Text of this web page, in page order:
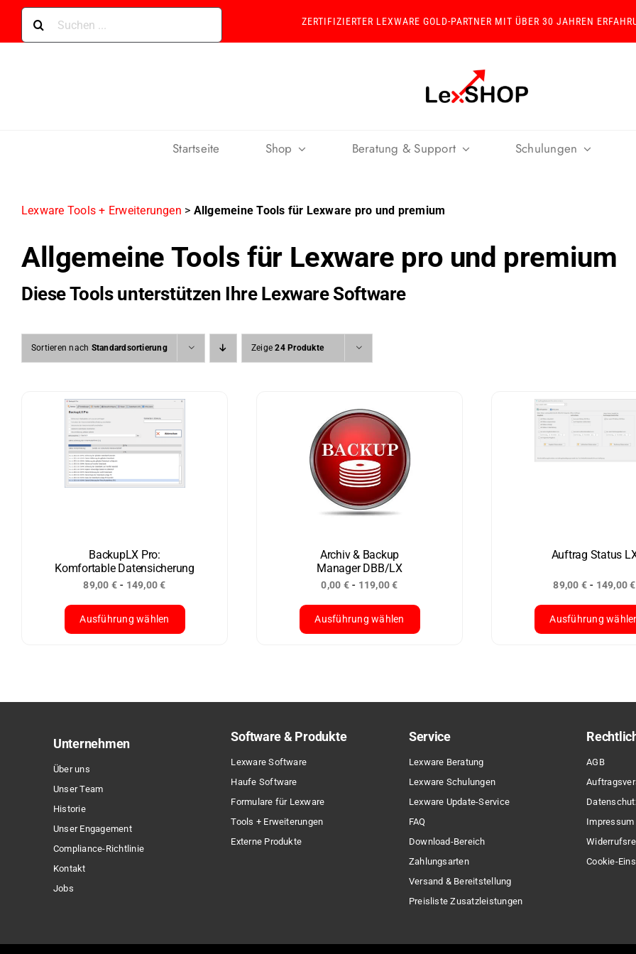
Skip
content
nach:
ZERTIFIZIERTER LEXWARE GOLD-PARTNER MIT ÜBER 30 JAHREN
Startseite Shop Beratung & Support Schulungen
Lexware Tools + Erweiterungen > Allgemeine Tools für Lexware pro und premium
Allgemeine Tools für Lexware pro und premium
Diese Tools unterstützen Ihre Lexware Software
Sortieren nach Standardsortierung Zeige24 Produkte
BackupLX Pro:
Komfortable Datensicherung
89,00 € - 149,00€
Ausführung wählen
mehrere
auf.
können
auf
der
Produktseite
gewählt
werden
Archiv & Backup
Manager DBB/LX
0,00 €- 119,00€
Ausführung wählen
mehrere
auf.
Die
Auftrag Status
89,00 € - 149,00€
Ausführung
mehrere
Unternehmen
Über uns
Unser Team
Historie
Unser Engagement
Compliance-Richtlinie
Kontakt
Jobs
Software & Produkte
Lexware Software
Haufe Software
Formulare für Lexware
Tools + Erweiterungen
Externe Produkte
Service
Lexware Beratung
Lexware Schulungen
Lexware Update-Service
FAQ
Download-Bereich
Zahlungsarten
Versand & Bereitstellung
Preisliste Zusatzleistungen
AGB
Impressum
Cookie-